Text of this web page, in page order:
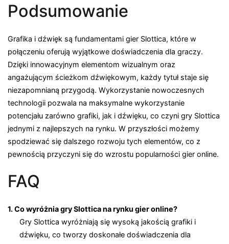
Podsumowanie
Grafika i dźwięk są fundamentami gier Slottica, które w
połączeniu oferują wyjątkowe doświadczenia dla graczy.
Dzięki innowacyjnym elementom wizualnym oraz
angażującym ścieżkom dźwiękowym, każdy tytuł staje się
niezapomnianą przygodą. Wykorzystanie nowoczesnych
technologii pozwala na maksymalne wykorzystanie
potencjału zarówno grafiki, jak i dźwięku, co czyni gry Slottica
jednymi z najlepszych na rynku. W przyszłości możemy
spodziewać się dalszego rozwoju tych elementów, co z
pewnością przyczyni się do wzrostu popularności gier online.
FAQ
1. Co wyróżnia gry Slottica na rynku gier online?
Gry Slottica wyróżniają się wysoką jakością grafiki i
dźwięku, co tworzy doskonałe doświadczenia dla